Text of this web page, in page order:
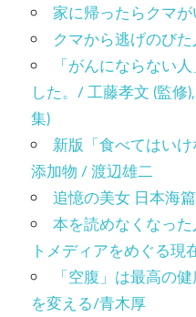
家に帰ったらクマ
クマから逃げのび
「がんにならない
した。/ 工藤孝文 (監修
集)
新版「食べてはいけ
添加物 / 渡辺雄二
追憶の美女 日本海
本を読めなくなっ
トメディアをめぐる現
「空腹」は最高の
を変える/青木厚